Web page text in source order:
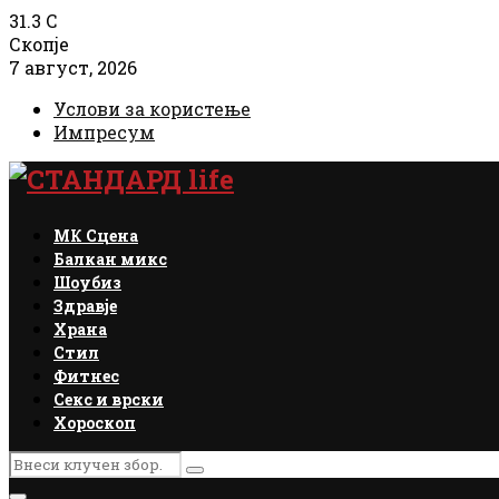
31.3 C
Скопје
7 август, 2026
Услови за користење
Импресум
Facebook
Instagram
Email
Rss
МК Сцена
Балкан микс
Шоубиз
Здравје
Храна
Стил
Фитнес
Секс и врски
Хороскоп
Search
for:
Search